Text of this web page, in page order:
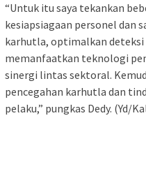
“Untuk itu saya tekankan
kesiapsiagaan personel dan
karhutla, optimalkan deteksi
memanfaatkan teknologi
sinergi lintas sektoral.
pencegahan karhutla dan
pelaku,” pungkas Dedy. (Yd/